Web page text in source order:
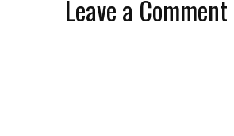
Leave a Comment